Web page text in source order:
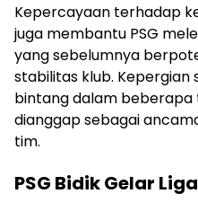
Kepercayaan terhadap
juga membantu PSG
yang sebelumnya
stabilitas klub. Kepergian
bintang dalam
dianggap sebagai
tim.
PSG Bidik Gelar